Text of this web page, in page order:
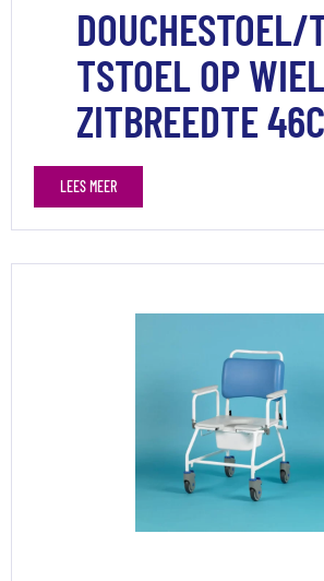
DOUCHESTOEL/
TSTOEL OP
ZITBREEDTE
LEES MEER